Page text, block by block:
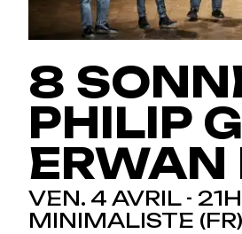
8
PHILIP
ERWAN
VEN. 4 AVRIL -
MINIMALISTE (FR)